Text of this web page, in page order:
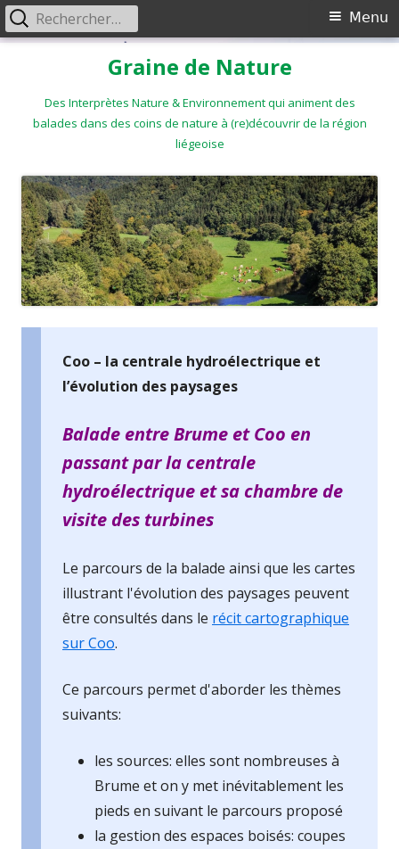
contenu
Graine de Nature
Des Interprètes Nature & Environnement qui animent des
balades dans des coins de nature à (re)découvrir de la région
liégeoise
Menu
Menu
Rechercher :
Coo – la centrale hydroélectrique et
l’évolution des paysages
Balade entre Brume et Coo en
passant par la centrale
hydroélectrique et sa chambre de
visite des turbines
Le parcours de la balade ainsi que les cartes
illustrant l'évolution des paysages peuvent
être consultés dans le récit cartographique
sur Coo.
Ce parcours permet d'aborder les thèmes
suivants:
les sources: elles sont nombreuses à
Brume et on y met inévitablement les
pieds en suivant le parcours proposé
la gestion des espaces boisés: coupes